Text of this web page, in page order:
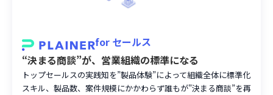
for セールス
“決まる商談”が、営業組織の標準になる
トップセールスの実践知を”製品体験”によって組織全体に標準化
スキル、製品数、案件規模にかかわらず誰もが”決まる商談”を再